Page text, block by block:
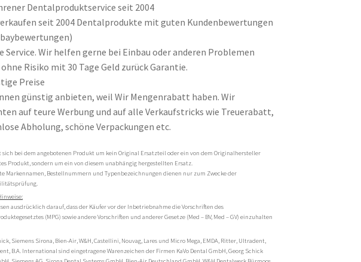
Dentalproduktservice seit 2004
seit 2004 Dentalprodukte mit guten Kundenbewertungen
Service. Wir helfen gerne bei Einbau oder anderen Problemen
Risiko mit 30 Tage Geld zurück Garantie.
Preise
günstig anbieten, weil Wir Mengenrabatt haben. Wir
auf teure Werbung und auf alle Verkaufstricks wie Treuerabatt,
Abholung, schöne Verpackungen etc.
sich bei dem angebotenen Produkt um kein Original Ersatzteil oder ein von dem Originalhersteller
Produkt, sondern um ein von diesem unabhängig hergestellten Ersatz.
Markennamen, Bestellnummern und Typenbezeichnungen dienen nur zum Zwecke der
ausdrücklich darauf, dass der Käufer vor der Inbetriebnahme die Vorschriften des
(MPG) sowie andere Vorschriften und anderer Gesetze (Med – BV, Med – GV) einzuhalten
Siemens Sirona, Bien-Air, W&H, Castellini, Nouvag, Lares und Micro Mega, EMDA, Ritter, Ultradent,
B.A. International sind eingetragene Warenzeichen der Firmen KaVo Dental GmbH, Georg Schick